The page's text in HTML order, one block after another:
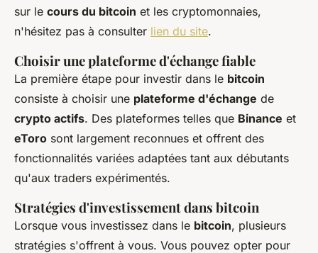
sur le cours du bitcoin et les cryptomonnaies,
n'hésitez pas à consulter lien du site.
Choisir une plateforme d'échange fiable
La première étape pour investir dans le bitcoin
consiste à choisir une plateforme d'échange de
crypto actifs. Des plateformes telles que Binance et
eToro sont largement reconnues et offrent des
fonctionnalités variées adaptées tant aux débutants
qu'aux traders expérimentés.
Stratégies d'investissement dans bitcoin
Lorsque vous investissez dans le bitcoin, plusieurs
stratégies s'offrent à vous. Vous pouvez opter pour